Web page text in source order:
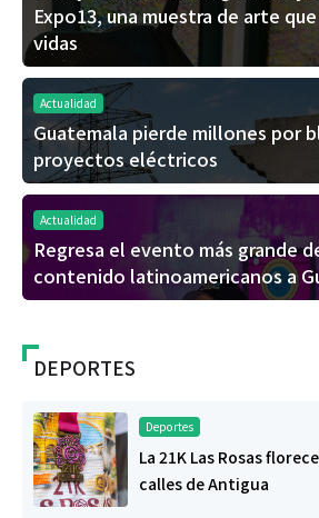
Expo13, una muestra de arte
vidas
Actualidad
Guatemala pierde millones por
proyectos eléctricos
Actualidad
Regresa el evento más grande
contenido latinoamericanos a
DEPORTES
Deportes
La 21K Las Rosas
calles de Antigua